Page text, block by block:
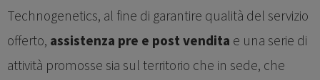
Technogenetics, al fine di garantire qualità del servizio
offerto, assistenza pre e post vendita e una serie di
attività promosse sia sul territorio che in sede, che